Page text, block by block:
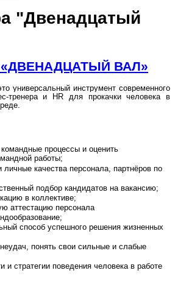
"Двенадцатый
ВАЛ»
универсальный инструмент современного
тренера и HR для прокачки человека в
процессы и оценить
работы;
личные качества персонала, партнёров по
подбор кандидатов на вакансию;
в коллективе;
аттестацию персонала
способ успешного решения жизненных
понять свои сильные и слабые
и стратегии поведения человека в работе